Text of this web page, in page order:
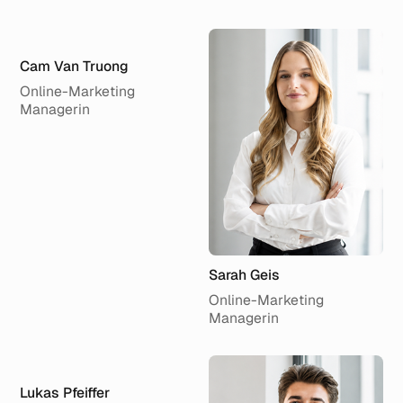
Cam Van Truong
Online-Marketing
Managerin
Sarah Geis
Online-Marketing
Managerin
Lukas Pfeiffer